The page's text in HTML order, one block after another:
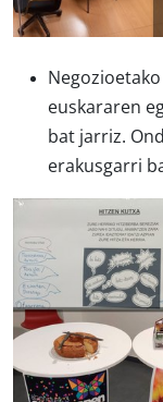
euskararen
bat jarriz.
erakusgarri